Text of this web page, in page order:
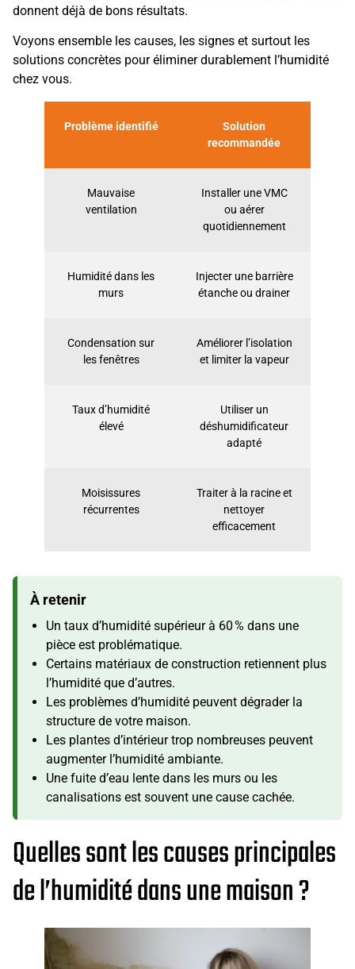
donnent déjà de bons résultats.
Voyons ensemble les causes, les signes et surtout les
solutions concrètes pour éliminer durablement l’humidité
chez vous.
Problème identifié
Solution
recommandée
Mauvaise
ventilation
Installer une VMC
ou aérer
quotidiennement
Humidité dans les
murs
Injecter une barrière
étanche ou drainer
Condensation sur
les fenêtres
Améliorer l’isolation
et limiter la vapeur
Taux d’humidité
élevé
Utiliser un
déshumidificateur
adapté
Moisissures
récurrentes
Traiter à la racine et
nettoyer
efficacement
À retenir
Un taux d’humidité supérieur à 60 % dans une
pièce est problématique.
Certains matériaux de construction retiennent plus
l’humidité que d’autres.
Les problèmes d’humidité peuvent dégrader la
structure de votre maison.
Les plantes d’intérieur trop nombreuses peuvent
augmenter l’humidité ambiante.
Une fuite d’eau lente dans les murs ou les
canalisations est souvent une cause cachée.
Quelles sont les causes principales
de l’humidité dans une maison ?